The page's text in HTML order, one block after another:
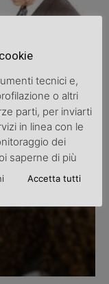
0
tecnici e,
o altri
parti, per inviarti
in linea con le
dei
saperne di più
Accetta tutti